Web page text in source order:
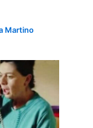
Martino